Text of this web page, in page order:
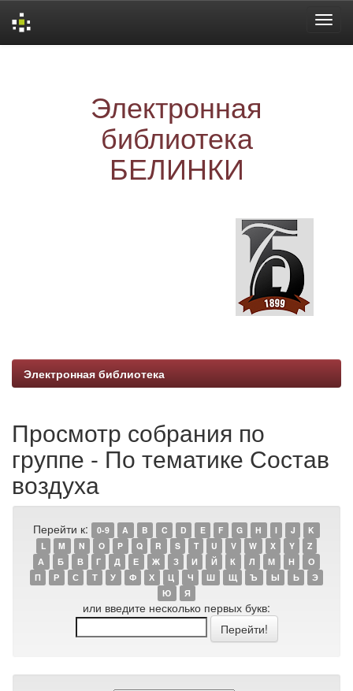
Электронная
библиотека
БЕЛИНКИ
Электронная библиотека
Просмотр собрания по
группе - По тематике Состав
воздуха
Перейти к: 0-9 A B C D E F G H I J
K
L
M N O P Q R S T U V W X Y
Z
А
Б В Г Д Е Ж З И Й К Л М Н
О
П
Р С Т У Ф Х Ц Ч Ш Щ Ъ Ы Ь
Э
Ю
Я
или введите несколько первых букв: